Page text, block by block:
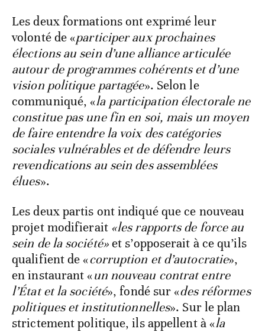
Les deux formations ont exprimé leur
volonté de «participer aux prochaines
élections au sein d’une alliance articulée
autour de programmes cohérents et d’une
vision politique partagée». Selon le
communiqué, «la participation électorale ne
constitue pas une fin en soi, mais un moyen
de faire entendre la voix des catégories
sociales vulnérables et de défendre leurs
revendications au sein des assemblées
élues».
Les deux partis ont indiqué que ce nouveau
projet modifierait «les rapports de force au
sein de la société»et s’opposerait à ce qu’ils
qualifient de «corruption et d’autocratie»,
en instaurant «un nouveau contrat entre
l’État et la société», fondé sur «des réformes
politiques et institutionnelles». Sur le plan
strictement politique, ils appellent à «la